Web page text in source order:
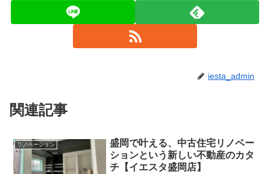
iesta_admin
関連記事
リノベーション
盛岡で叶える、中古住宅リノベー
ションという新しい不動産のカタ
チ【イエスタ盛岡店】